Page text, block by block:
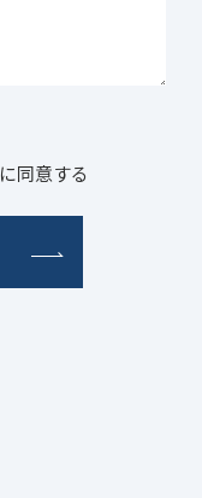
に同意する